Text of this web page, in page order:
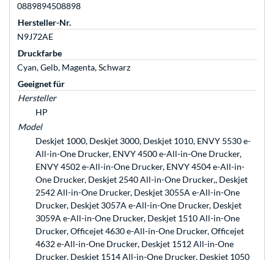
0889894508898
Hersteller-Nr.
N9J72AE
Druckfarbe
Cyan, Gelb, Magenta, Schwarz
Geeignet für
Hersteller
HP
Model
Deskjet 1000, Deskjet 3000, Deskjet 1010, ENVY 5530 e-
All-in-One Drucker, ENVY 4500 e-All-in-One Drucker,
ENVY 4502 e-All-in-One Drucker, ENVY 4504 e-All-in-
One Drucker, Deskjet 2540 All-in-One Drucker,, Deskjet
2542 All-in-One Drucker, Deskjet 3055A e-All-in-One
Drucker, Deskjet 3057A e-All-in-One Drucker, Deskjet
3059A e-All-in-One Drucker, Deskjet 1510 All-in-One
Drucker, Officejet 4630 e-All-in-One Drucker, Officejet
4632 e-All-in-One Drucker, Deskjet 1512 All-in-One
Drucker, Deskjet 1514 All-in-One Drucker, Deskjet 1050